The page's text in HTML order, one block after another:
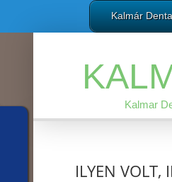
Kalmár
Kalmar
ILYEN VOLT,